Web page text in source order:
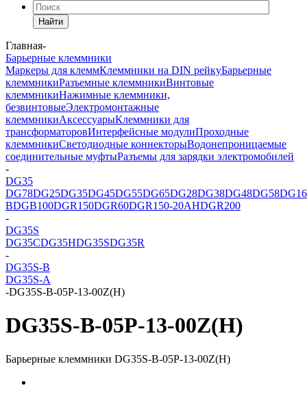
Найти
Главная-
Барьерные клеммники
Маркеры для клеммКлеммники на DIN рейкуБарьерные
клеммникиРазъемные клеммникиВинтовые
клеммникиНажимные клеммники,
безвинтовыеЭлектромонтажные
клеммникиАксессуарыКлеммники для
трансформаторовИнтерфейсные модулиПроходные
клеммникиСветодиодные коннекторыВодонепроницаемые
соединительные муфтыРазъемы для зарядки электромобилей
-
DG35
DG78DG25DG35DG45DG55DG65DG28DG38DG48DG58DG16
BDGB100DGR150DGR60DGR150-20AHDGR200
-
DG35S
DG35CDG35HDG35SDG35R
-
DG35S-B
DG35S-A
-DG35S-B-05P-13-00Z(H)
DG35S-B-05P-13-00Z(H)
Барьерные клеммники DG35S-B-05P-13-00Z(H)